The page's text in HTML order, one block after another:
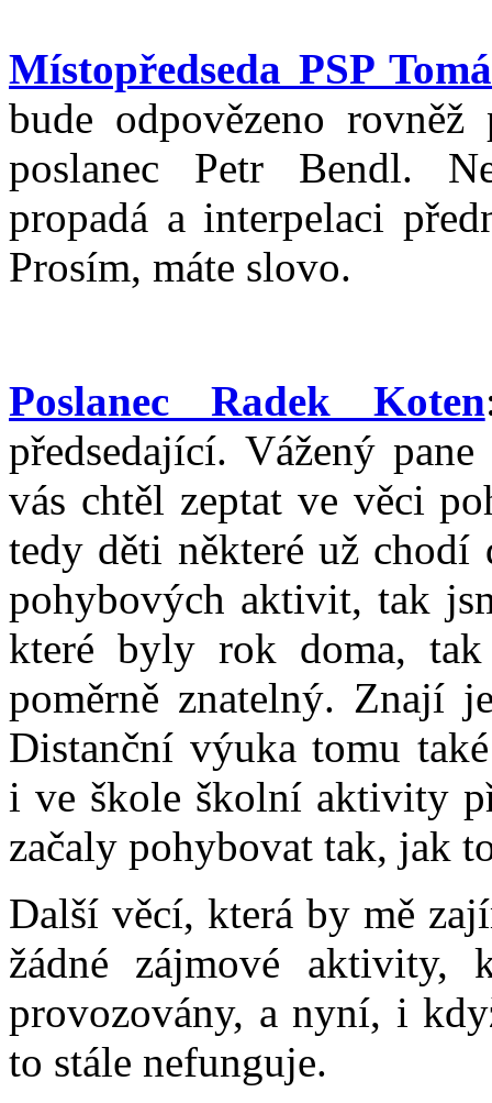
Místopředseda PSP
bude odpovězeno
poslanec Petr Bendl.
propadá a interpelaci
Prosím, máte slovo.
Poslanec Radek Koten
předsedající. Vážený
vás chtěl zeptat ve věci
tedy děti některé už chodí
pohybových aktivit, tak
které byly rok doma,
poměrně znatelný. Znají
Distanční výuka tomu
i ve škole školní aktivity
začaly pohybovat tak, jak
Další věcí, která by mě
žádné zájmové aktivity,
provozovány, a nyní, i
to stále nefunguje.